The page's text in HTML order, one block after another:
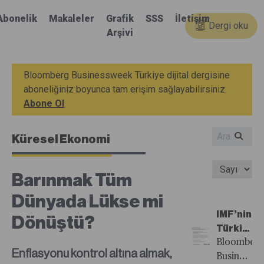
Makaleler
Grafik
Arşivi
SSS İletişim
Dergi oku
Bloomberg Businessweek Türkiye dijital dergisine
aboneliğiniz boyunca tam erişim sağlayabilirsiniz.
Abone Ol
Küresel Ekonomi
Barınmak Tüm
Dünyada Lükse mi
Dönüştü?
Enflasyonu kontrol altına almak,
IMF’nin
Türkiye
Reçetesi
Bloomberg